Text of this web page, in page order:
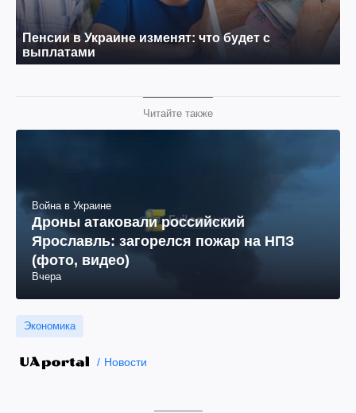
Читайте также
Война в Украине
Дроны атаковали российский
Ярославль: загорелся пожар на НПЗ
(фото, видео)
Вчера
Экономика
Новости